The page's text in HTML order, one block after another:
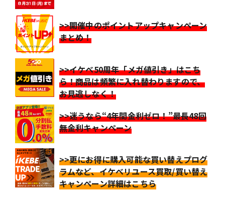
>>開催中のポイントアップキャンペーン
まとめ！
>>イケベ50周年「メガ値引き」はこち
ら！商品は頻繁に入れ替わりますので、
お見逃しなく！
>>迷うなら“4年間金利ゼロ！”最長48回
無金利キャンペーン
>>更にお得に購入可能な買い替えプログ
ラムなど、イケベリユース買取/買い替え
キャンペーン詳細はこちら